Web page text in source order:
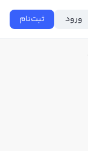
ورود ثبت‌نام